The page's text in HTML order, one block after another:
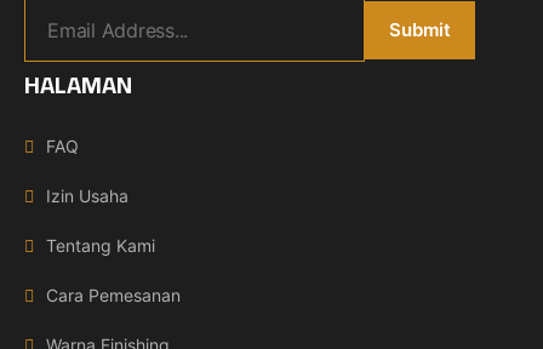
HALAMAN
FAQ
Izin Usaha
Tentang Kami
Cara Pemesanan
Warna Finishing